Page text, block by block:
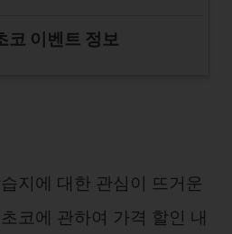
코 이벤트 정보
지에 대한 관심이 뜨거운
코에 관하여 가격 할인 내